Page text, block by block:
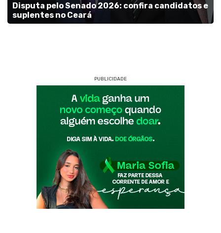
Disputa pelo Senado 2026: confira candidatos e
suplentes no Ceará
PUBLICIDADE